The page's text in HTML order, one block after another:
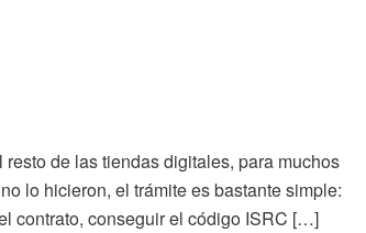
de las tiendas digitales, para muchos
lo hicieron, el trámite es bastante simple:
contrato, conseguir el código ISRC […]